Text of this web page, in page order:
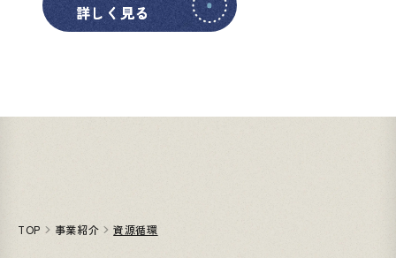
詳しく見る
詳しく見る
TOP 事業紹介 資源循環